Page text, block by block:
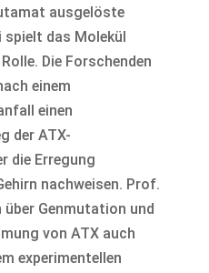
ausgelöste
spielt das Molekül
Die Forschenden
einem
einen
der ATX-
die Erregung
nachweisen. Prof.
über Genmutation und
von ATX auch
experimentellen